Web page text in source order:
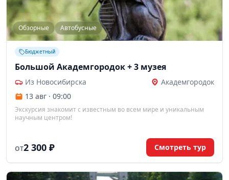
Обзорные Автобусные
Бюджетный
Большой Академгородок + 3 музея
Из Новосибирска
Академгородок
13 авг · 09:00
Экскурсия знакомит с известным во всем мире и уникальным
научным центром!
ОТ2 300 ₽ Смотреть тур